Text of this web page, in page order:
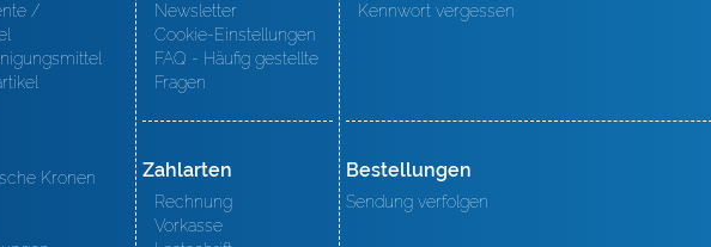
/
Kronen
Newsletter
Cookie-Einstellungen
FAQ - Häufig gestellte
Fragen
Zahlarten
Rechnung
Vorkasse
Kennwort vergessen
Bestellungen
Sendung verfolgen